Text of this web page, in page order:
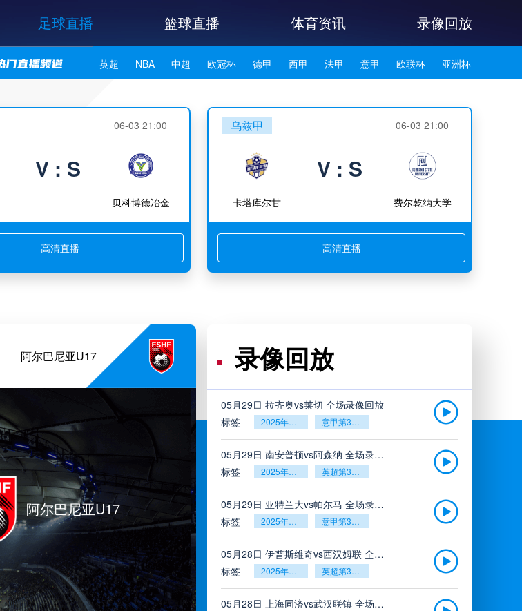
足球直播 篮球直播 体育资讯 录像回放
英超 NBA 中超 欧冠杯 德甲 西甲 法甲 意甲 欧联杯 亚洲杯
06-03 21:00
V : S
贝科博德冶金
高清直播
乌兹甲 06-03 21:00
卡塔库尔甘
V : S
费尔乾纳大学
高清直播
阿尔巴尼亚U17
阿尔巴尼亚U17
录像回放
05月29日 拉齐奥vs莱切 全场录像回放
标签
2025年5月26日 意甲第38轮
05月29日 南安普顿vs阿森纳 全场录像回放
标签
2025年5月26日 英超第38轮
05月29日 亚特兰大vs帕尔马 全场录像回放
标签
2025年5月26日 意甲第38轮
05月28日 伊普斯维奇vs西汉姆联 全场录像回放
标签
2025年5月26日 英超第38轮
05月28日 上海同济vs武汉联镇 全场录像